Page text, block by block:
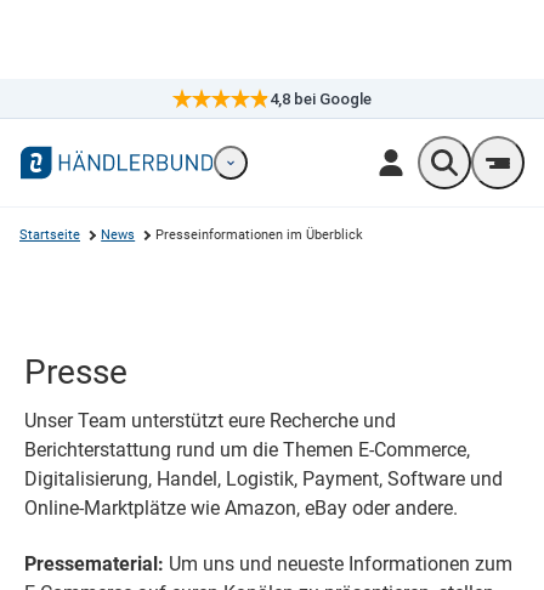
×
4,8 bei Google
Markennavigation öffnenWonach
Startseite News Presseinformationen im Überblick
Presse
Unser Team unterstützt eure Recherche und
Berichterstattung rund um die Themen E-Commerce,
Digitalisierung, Handel, Logistik, Payment, Software und
Online-Marktplätze wie Amazon, eBay oder andere.
Pressematerial: Um uns und neueste Informationen zum